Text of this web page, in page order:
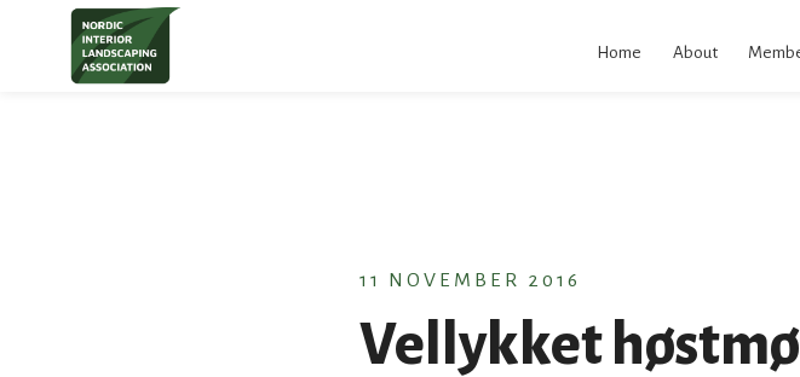
Home About
11 NOVEMBER 2016
Vellykket